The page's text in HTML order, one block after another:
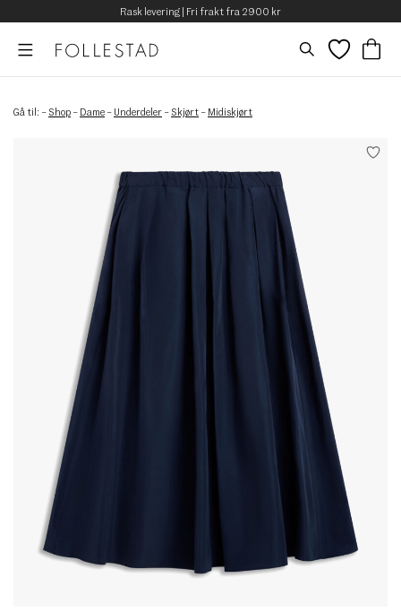
Rask levering | Fri frakt fra 2900 kr
Gå til: – Shop – Dame – Underdeler – Skjørt – Midiskjørt